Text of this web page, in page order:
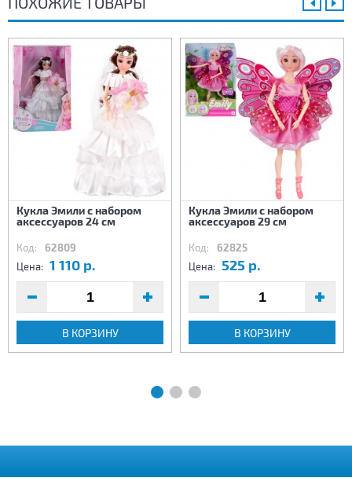
Кукла Эмили с набором
аксессуаров 24 см
Код: 62809
Цена: 1 110 р.
В КОРЗИНУ
Кукла Эмили с набором
аксессуаров 29 см
Код: 62825
Цена: 525 р.
В КОРЗИНУ